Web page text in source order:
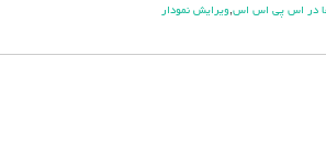
در اس پي اس اس,ويرايش نمودار